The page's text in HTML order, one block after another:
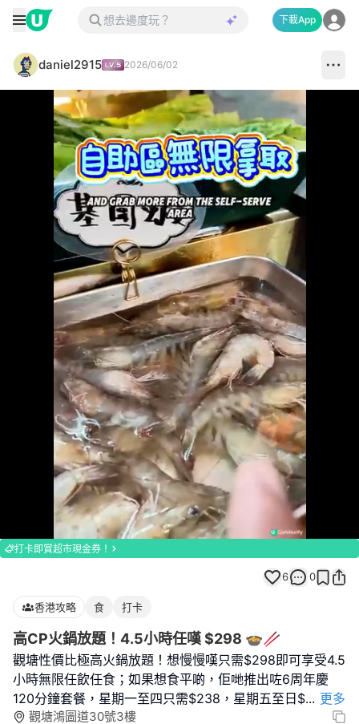
下載App
daniel2915 2026/06/02
Loaded :
100.00%
打卡即賞超市現金券！
6 0
香港攻略 食 打卡
高CP火鍋放題！4.5小時任嘆 $298 🍲🥢
觀塘性價比極高火鍋放題！想慢慢嘆只需$298即可享受4.5
小時無限任飲任食；如果想食平啲，佢哋推出咗6周年慶
120分鐘套餐，星期一至四只需$238，星期五至日$... 更多
觀塘鴻圖道30號3樓